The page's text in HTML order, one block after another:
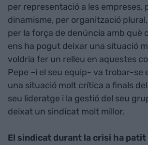
per representació a les empreses,
dinamisme, per organització
per la força de denúncia amb què
ens ha pogut deixar una situació
voldria fer un relleu en aquestes
Pepe –i el seu equip- va trobar-se
una situació molt crítica a finals
seu lideratge i la gestió del seu
deixat un sindicat molt millor.
El sindicat durant la crisi ha patit